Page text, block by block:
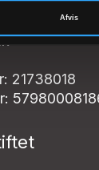
Afvis
21738018